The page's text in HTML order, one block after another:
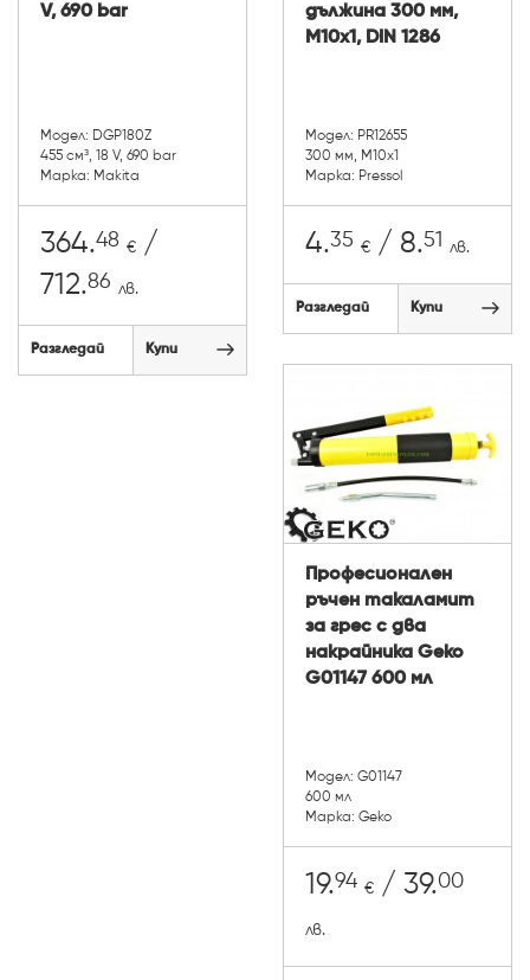
V, 690 bar
Модел: DGP180Z
455 см³, 18 V, 690 bar
Марка: Makita
364.48 € /
712.86 лв.
Разгледай Купи
дължина 300 мм,
М10х1, DIN 1286
Модел: PR12655
300 мм, М10х1
Марка: Pressol
4.35 € / 8.51 лв.
Разгледай Купи
Професионален
ръчен такаламит
за грес с два
накрайника Geko
G01147 600 мл
Модел: G01147
600 мл
Марка: Geko
19.94 € / 39.00
лв.